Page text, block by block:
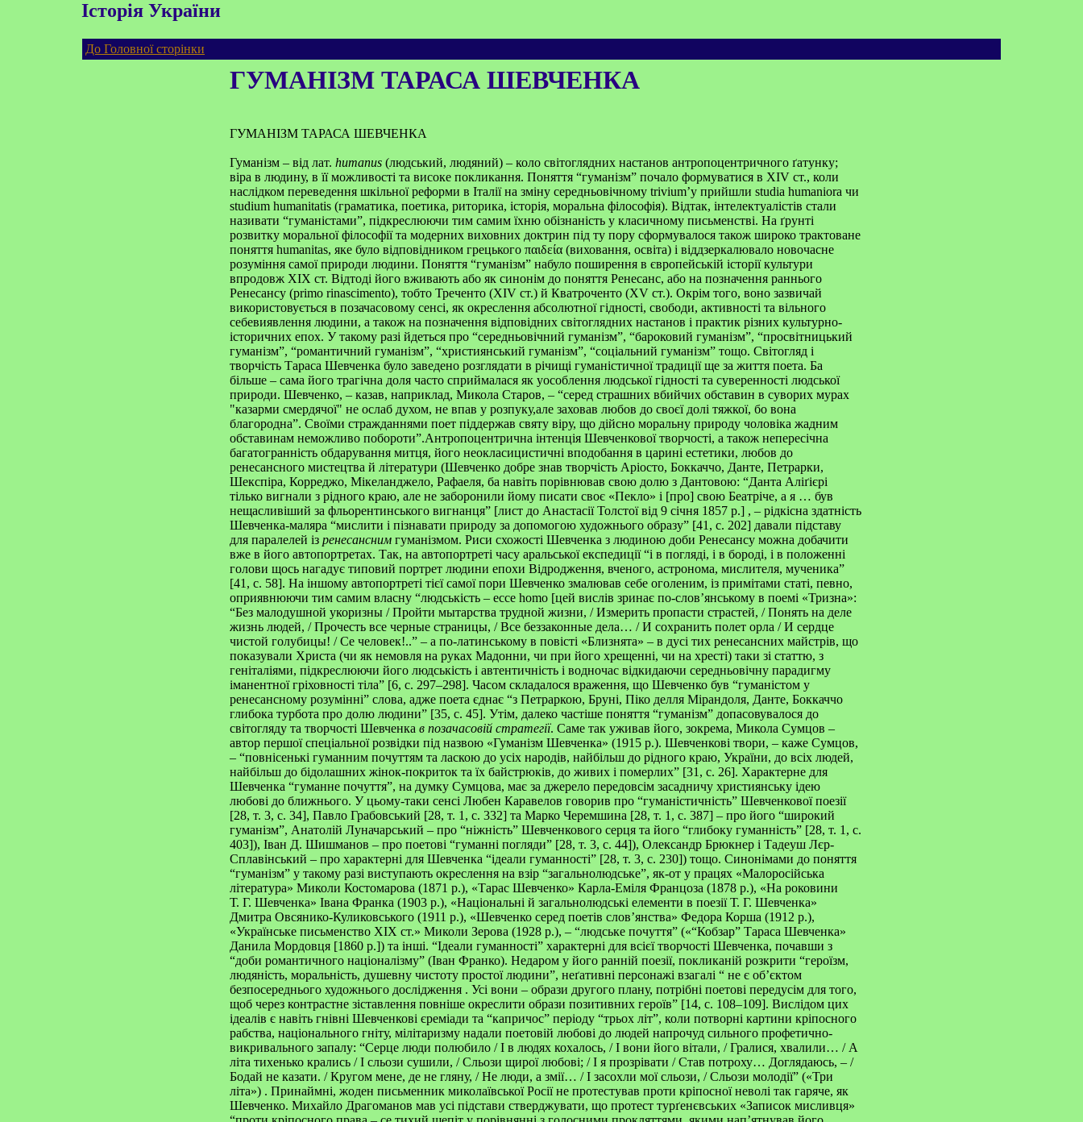
Історія України
До Головної сторінки
ГУМАНІЗМ ТАРАСА ШЕВЧЕНКА
ГУМАНІЗМ ТАРАСА ШЕВЧЕНКА
Гуманізм – від лат. humanus (людський, людяний) – коло світоглядних настанов антропоцентричного ґатунку;
віра в людину, в її можливості та високе покликання. Поняття “гуманізм” почало формуватися в XIV ст., коли
наслідком переведення шкільної реформи в Італії на зміну середньовічному trivium’у прийшли studia humaniora чи
studium humanitatis (граматика, поетика, риторика, історія, моральна філософія). Відтак, інтелектуалістів стали
називати “гуманістами”, підкреслюючи тим самим їхню обізнаність у класичному письменстві. На ґрунті
розвитку моральної філософії та модерних виховних доктрин під ту пору сформувалося також широко трактоване
поняття humanitas, яке було відповідником грецького παιδεία (виховання, освіта) і віддзеркалювало новочасне
розуміння самої природи людини. Поняття “гуманізм” набуло поширення в європейській історії культури
впродовж ХІХ ст. Відтоді його вживають або як синонім до поняття Ренесанс, або на позначення раннього
Ренесансу (primo rinascimento), тобто Треченто (XIV ст.) й Кватроченто (XV ст.). Окрім того, воно зазвичай
використовується в позачасовому сенсі, як окреслення абсолютної гідності, свободи, активності та вільного
себевиявлення людини, а також на позначення відповідних світоглядних настанов і практик різних культурно-
історичних епох. У такому разі йдеться про “середньовічний гуманізм”, “бароковий гуманізм”, “просвітницький
гуманізм”, “романтичний гуманізм”, “християнський гуманізм”, “соціальний гуманізм” тощо. Світогляд і
творчість Тараса Шевченка було заведено розглядати в річищі гуманістичної традиції ще за життя поета. Ба
більше – сама його трагічна доля часто сприймалася як уособлення людської гідності та суверенності людської
природи. Шевченко, – казав, наприклад, Микола Старов, – “серед страшних вбийчих обставин в суворих мурах
"казарми смердячої" не ослаб духом, не впав у розпуку,але заховав любов до своєї долі тяжкої, бо вона
благородна”. Своїми стражданнями поет піддержав святу віру, що дійсно моральну природу чоловіка жадним
обставинам неможливо побороти”.Антропоцентрична інтенція Шевченкової творчості, а також непересічна
багатогранність обдарування митця, його неокласицистичні вподобання в царині естетики, любов до
ренесансного мистецтва й літератури (Шевченко добре знав творчість Аріосто, Боккаччо, Данте, Петрарки,
Шекспіра, Корреджо, Мікеланджело, Рафаеля, ба навіть порівнював свою долю з Дантовою: “Данта Аліґієрі
тілько вигнали з рідного краю, але не заборонили йому писати своє «Пекло» і [про] свою Беатріче, а я … був
нещасливіший за фльорентинського вигнанця” [лист до Анастасії Толстої від 9 січня 1857 р.] , – рідкісна здатність
Шевченка-маляра “мислити і пізнавати природу за допомогою художнього образу” [41, с. 202] давали підставу
для паралелей із ренесансним гуманізмом. Риси схожості Шевченка з людиною доби Ренесансу можна добачити
вже в його автопортретах. Так, на автопортреті часу аральської експедиції “і в погляді, і в бороді, і в положенні
голови щось нагадує типовий портрет людини епохи Відродження, вченого, астронома, мислителя, мученика”
[41, с. 58]. На іншому автопортреті тієї самої пори Шевченко змалював себе оголеним, із примітами статі, певно,
оприявнюючи тим самим власну “людськість – еcce homo [цей вислів зринає по-слов’янському в поемі «Тризна»:
“Без малодушной укоризны / Пройти мытарства трудной жизни, / Измерить пропасти страстей, / Понять на деле
жизнь людей, / Прочесть все черные страницы, / Все беззаконные дела… / И сохранить полет орла / И сердце
чистой голубицы! / Се человек!..” – а по-латинському в повісті «Близнята» – в дусі тих ренесансних майстрів, що
показували Христа (чи як немовля на руках Мадонни, чи при його хрещенні, чи на хресті) таки зі статтю, з
геніталіями, підкреслюючи його людськість і автентичність і водночас відкидаючи середньовічну парадигму
іманентної гріховності тіла” [6, с. 297–298]. Часом складалося враження, що Шевченко був “гуманістом у
ренесансному розумінні” слова, адже поета єднає “з Петраркою, Бруні, Піко делля Мірандоля, Данте, Боккаччо
глибока турбота про долю людини” [35, с. 45]. Утім, далеко частіше поняття “гуманізм” допасовувалося до
світогляду та творчості Шевченка в позачасовій стратегії. Саме так уживав його, зокрема, Микола Сумцов –
автор першої спеціальної розвідки під назвою «Гуманізм Шевченка» (1915 р.). Шевченкові твори, – каже Сумцов,
– “повнісенькі гуманним почуттям та ласкою до усіх народів, найбільш до рідного краю, України, до всіх людей,
найбільш до бідолашних жінок-покриток та їх байстрюків, до живих і померлих” [31, с. 26]. Характерне для
Шевченка “гуманне почуття”, на думку Сумцова, має за джерело передовсім засадничу християнську ідею
любові до ближнього. У цьому-таки сенсі Любен Каравелов говорив про “гуманістичність” Шевченкової поезії
[28, т. 3, с. 34], Павло Грабовський [28, т. 1, с. 332] та Марко Черемшина [28, т. 1, с. 387] – про його “широкий
гуманізм”, Анатолій Луначарський – про “ніжність” Шевченкового серця та його “глибоку гуманність” [28, т. 1, с.
403]), Іван Д. Шишманов – про поетові “гуманні погляди” [28, т. 3, с. 44]), Олександр Брюкнер і Тадеуш Лєр-
Сплавінський – про характерні для Шевченка “ідеали гуманності” [28, т. 3, с. 230]) тощо. Синонімами до поняття
“гуманізм” у такому разі виступають окреслення на взір “загальнолюдське”, як-от у працях «Малоросійська
література» Миколи Костомарова (1871 р.), «Тарас Шевченко» Карла-Еміля Францоза (1878 р.), «На роковини
Т. Г. Шевченка» Івана Франка (1903 р.), «Національні й загальнолюдські елементи в поезії Т. Г. Шевченка»
Дмитра Овсянико-Куликовського (1911 р.), «Шевченко серед поетів слов’янства» Федора Корша (1912 р.),
«Українське письменство ХІХ ст.» Миколи Зерова (1928 р.), – “людське почуття” («“Кобзар” Тараса Шевченка»
Данила Мордовця [1860 р.]) та інші. “Ідеали гуманності” характерні для всієї творчості Шевченка, почавши з
“доби романтичного націоналізму” (Іван Франко). Недаром у його ранній поезії, покликаній розкрити “героїзм,
людяність, моральність, душевну чистоту простої людини”, неґативні персонажі взагалі “ не є об’єктом
безпосереднього художнього дослідження . Усі вони – образи другого плану, потрібні поетові передусім для того,
щоб через контрастне зіставлення повніше окреслити образи позитивних героїв” [14, с. 108–109]. Вислідом цих
ідеалів є навіть гнівні Шевченкові єреміади та “капричос” періоду “трьох літ”, коли потворні картини кріпосного
рабства, національного гніту, мілітаризму надали поетовій любові до людей напрочуд сильного профетично-
викривального запалу: “Серце люди полюбило / І в людях кохалось, / І вони його вітали, / Гралися, хвалили… / А
літа тихенько крались / І сльози сушили, / Сльози щирої любові; / І я прозрівати / Став потроху… Доглядаюсь, – /
Бодай не казати. / Кругом мене, де не гляну, / Не люди, а змії… / І засохли мої сльози, / Сльози молодії” («Три
літа») . Принаймні, жоден письменник миколаївської Росії не протестував проти кріпосної неволі так гаряче, як
Шевченко. Михайло Драгоманов мав усі підстави стверджувати, що протест турґенєвських «Записок мисливця»